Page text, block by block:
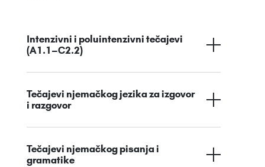
Intenzivni i poluintenzivni tečajevi
(A1.1–C2.2)
Tečajevi njemačkog jezika za izgovor
i razgovor
Tečajevi njemačkog pisanja i
gramatike